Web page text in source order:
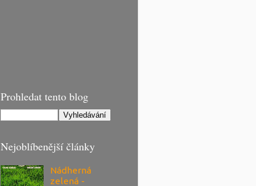
Prohledat tento blog
Nejoblíbenější články
Nádherná
zelená -